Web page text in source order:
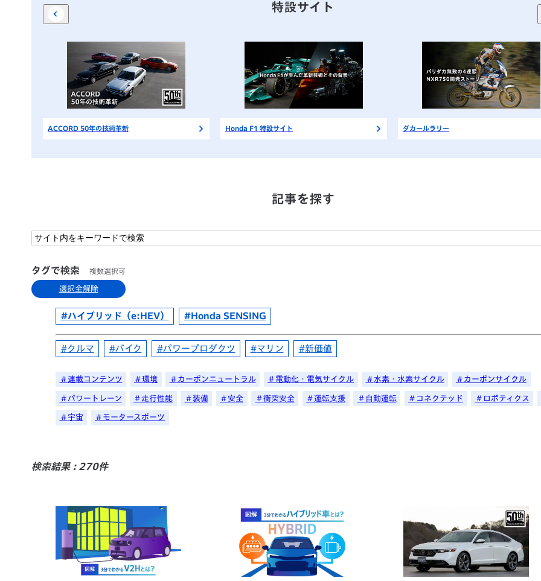
特設サイト
ACCORD 50年の技術革新 Honda F1 特設サイト ダカールラリー
記事を探す
タグで検索 複数選択可
選択全解除
ハイブリッド（e:HEV） Honda SENSING
クルマ バイク パワープロダクツ マリン 新価値
連載コンテンツ 環境 カーボンニュートラル 電動化・電気サイクル 水素・水素サイクル カーボンサイクル
パワートレーン 走行性能 装備 安全 衝突安全 運転支援 自動運転 コネクテッド ロボティクス
宇宙 モータースポーツ
検索結果 : 270件